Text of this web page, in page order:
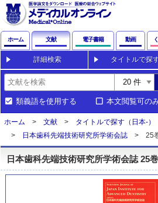
ホーム 文献 電子書籍 動画
詳細検索 タイトルで探
類義語を使用する 本文閲覧可の
ホーム 文献
タイトルで探す（日本-）
日本歯科先端技術研究所学術会誌
25
日本歯科先端技術研究所学術会誌 25